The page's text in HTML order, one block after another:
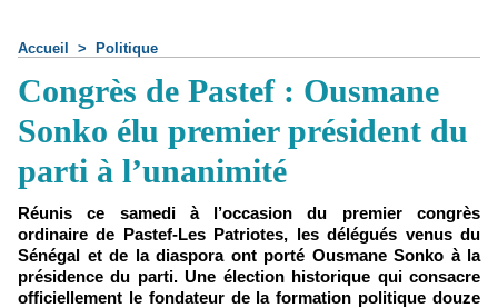
Accueil > Politique
Congrès de Pastef : Ousmane
Sonko élu premier président du
parti à l’unanimité
Réunis ce samedi à l’occasion du premier congrès
ordinaire de Pastef-Les Patriotes, les délégués venus du
Sénégal et de la diaspora ont porté Ousmane Sonko à la
présidence du parti. Une élection historique qui consacre
officiellement le fondateur de la formation politique douze